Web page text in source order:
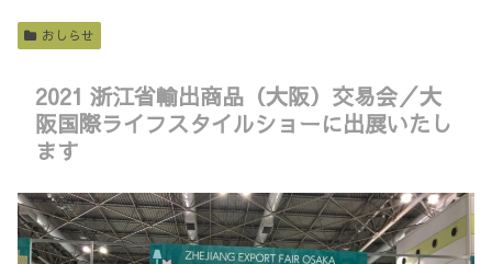
おしらせ
2021 浙江省輸出商品（大阪）交易会／大
阪国際ライフスタイルショーに出展いたし
ます